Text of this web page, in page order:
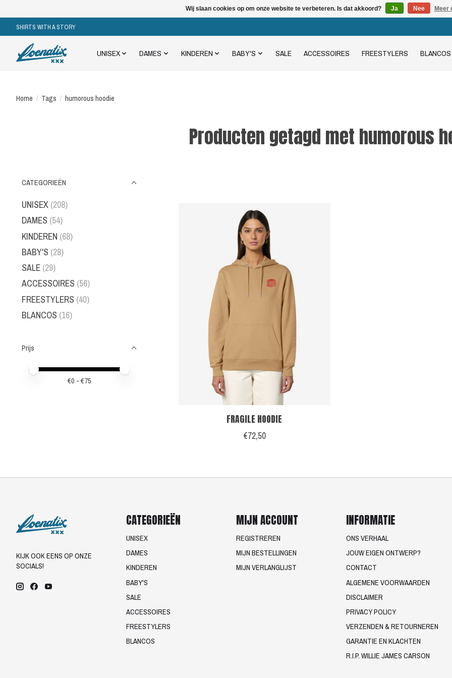
SHIRTS WITH A STORY
UNISEX DAMES KINDEREN BABY'S SALE ACCESSOIRES FREESTYLERS BLANCOS
Home / Tags / humorous hoodie
Producten getagd met humorous
CATEGORIEËN
UNISEX (208)
DAMES (54)
KINDEREN (68)
BABY'S (28)
SALE (29)
ACCESSOIRES (56)
FREESTYLERS (40)
BLANCOS (16)
Prijs
Minimale prijswaarde
Price maximum value
€0 - €75
FRAGILE HOODIE
€72,50
KIJK OOK EENS OP ONZE
SOCIALS!
CATEGORIEËN
UNISEX
DAMES
KINDEREN
BABY'S
SALE
ACCESSOIRES
FREESTYLERS
BLANCOS
MIJN ACCOUNT
REGISTREREN
MIJN BESTELLINGEN
MIJN VERLANGLIJST
INFORMATIE
ONS VERHAAL
JOUW EIGEN ONTWERP?
CONTACT
ALGEMENE VOORWAARDEN
DISCLAIMER
PRIVACY POLICY
VERZENDEN & RETOURNEREN
GARANTIE EN KLACHTEN
R.I.P. WILLIE JAMES CARSON
Wij slaan cookies op om onze website te verbeteren. Is dat akkoord? Ja Nee Meer